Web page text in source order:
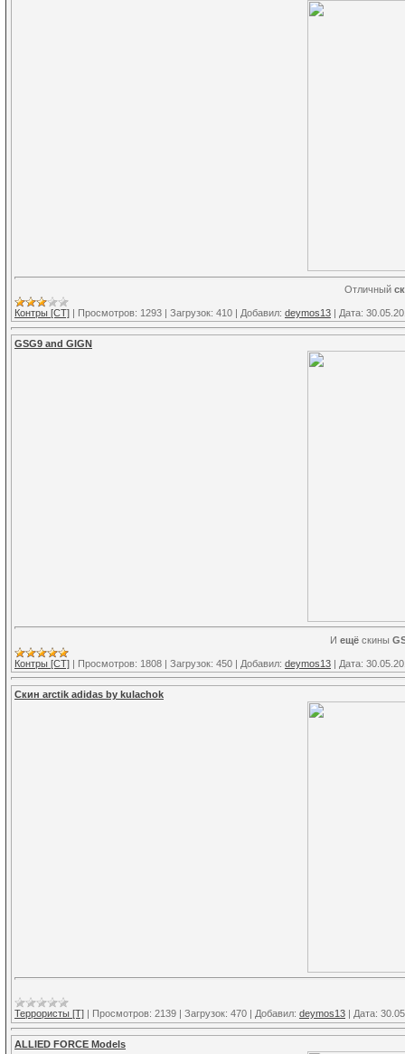
Отличный
Контры [CT] | Просмотров: 1293 | Загрузок: 410 | Добавил: deymos13 | Дата:
GSG9 and GIGN
И ещёскины
Контры [CT] | Просмотров: 1808 | Загрузок: 450 | Добавил: deymos13 | Дата:
Скин arctik adidas by kulachok
Террористы [T] Просмотров: 2139 Загрузок: 470 Добавил: deymos13 Дата:
ALLIED FORCE Models